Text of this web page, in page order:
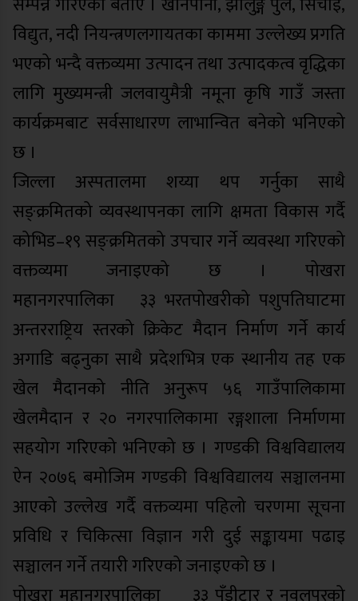
विद्युत, नदी नियन्त्रणलगायतका काममा उल्लेख्य प्रगति
भएको भन्दै वक्तव्यमा उत्पादन तथा उत्पादकत्व वृद्धिका
लागि मुख्यमन्त्री जलवायुमैत्री नमूना कृषि गाउँ जस्ता
कार्यक्रमबाट सर्वसाधारण लाभान्वित बनेको भनिएको
छ ।
जिल्ला अस्पतालमा शय्या थप गर्नुका साथै
सङ्क्रमितको व्यवस्थापनका लागि क्षमता विकास गर्दै
कोभिड–१९ सङ्क्रमितको उपचार गर्ने व्यवस्था गरिएको
वक्तव्यमा जनाइएको छ । पोखरा
महानगरपालिका¬३३ भरतपोखरीको पशुपतिघाटमा
अन्तरराष्ट्रिय स्तरको क्रिकेट मैदान निर्माण गर्ने कार्य
अगाडि बढ्नुका साथै प्रदेशभित्र एक स्थानीय तह एक
खेल मैदानको नीति अनुरूप ५६ गाउँपालिकामा
खेलमैदान र २० नगरपालिकामा रङ्गशाला निर्माणमा
सहयोग गरिएको भनिएको छ । गण्डकी विश्वविद्यालय
ऐन २०७६ बमोजिम गण्डकी विश्वविद्यालय सञ्चालनमा
आएको उल्लेख गर्दै वक्तव्यमा पहिलो चरणमा सूचना
प्रविधि र चिकित्सा विज्ञान गरी दुई सङ्कायमा पढाइ
सञ्चालन गर्ने तयारी गरिएको जनाइएको छ ।